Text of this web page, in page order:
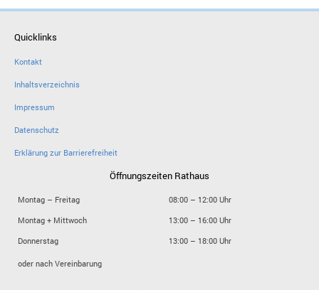
Quicklinks
Kontakt
Inhaltsverzeichnis
Impressum
Datenschutz
Erklärung zur Barrierefreiheit
Öffnungszeiten Rathaus
Montag – Freitag
08:00 – 12:00 Uhr
Montag + Mittwoch
13:00 – 16:00 Uhr
Donnerstag
13:00 – 18:00 Uhr
oder nach Vereinbarung